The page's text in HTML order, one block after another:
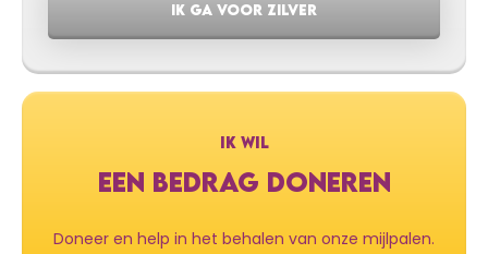
IK GA VOOR ZILVER
IK WIL
EEN BEDRAG DONEREN
Doneer en help in het behalen van onze mijlpalen.